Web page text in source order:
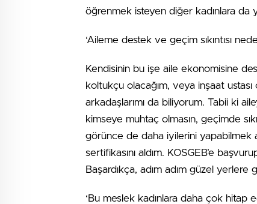
öğrenmek isteyen diğer kadınlara da
‘Aileme destek ve geçim sıkıntısı
Kendisinin bu işe aile ekonomisine
koltukçu olacağım, veya inşaat
arkadaşlarımı da biliyorum. Tabii ki
kimseye muhtaç olmasın, geçimde
görünce de daha iyilerini yapabilmek
sertifikasını aldım. KOSGEB’e
Başardıkça, adım adım güzel yerlere
‘Bu meslek kadınlara daha çok hitap